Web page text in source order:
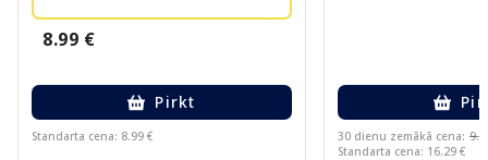
8.99 €
Pirkt
Standarta cena: 8.99 € 30 dienu zemākā cena:
Standarta cena: 16.29 €